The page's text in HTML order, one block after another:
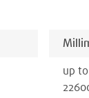
up to